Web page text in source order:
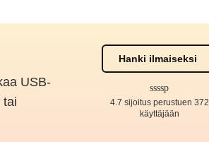
USB-
tai
Hanki ilmaiseksi
4.7 sijoitus perustuen 372
käyttäjään